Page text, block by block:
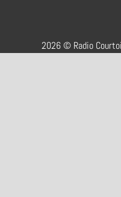
2026 © Radio